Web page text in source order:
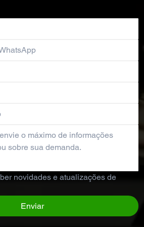
novidades e atualizações de
Enviar